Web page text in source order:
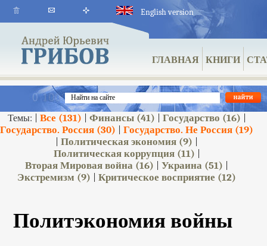
ГЛАВНАЯ КНИГИ
English version
Темы: | Все (131) Финансы(41) Государство (16)
Государство. Россия (30) |Государство. Не Россия (19)
|Политическая экономия (9)
Политическая коррупция(11)
Вторая Мировая война (16) |Украина (51)
Экстремизм (9) |Критическое восприятие (12)
Политэкономия войны